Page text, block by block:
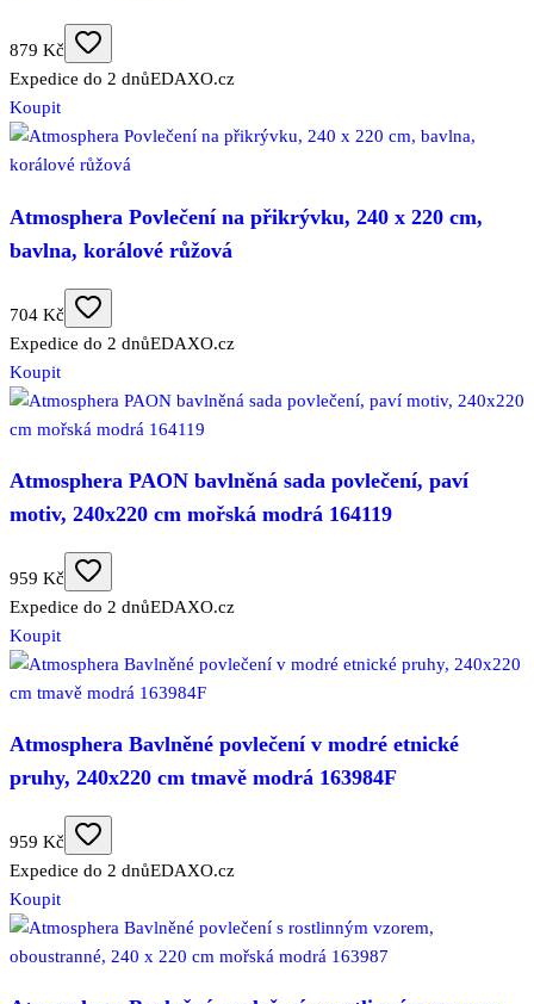
879 Kč
Expedice do 2 dnůEDAXO.cz
Koupit
Atmosphera Povlečení na přikrývku, 240 x 220 cm,
bavlna, korálové růžová
704 Kč
Expedice do 2 dnůEDAXO.cz
Koupit
Atmosphera PAON bavlněná sada povlečení, paví
motiv, 240x220 cm mořská modrá 164119
959 Kč
Expedice do 2 dnůEDAXO.cz
Koupit
Atmosphera Bavlněné povlečení v modré etnické
pruhy, 240x220 cm tmavě modrá 163984F
959 Kč
Expedice do 2 dnůEDAXO.cz
Koupit